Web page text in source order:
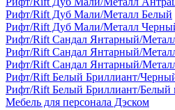
Рифт/Rift Дуб Мали/Металл Белый
Рифт/Rift Дуб Мали/Металл
Рифт/Rift Сандал Янтарный/
Рифт/Rift Сандал Янтарный/
Рифт/Rift Сандал Янтарный/
Рифт/Rift Белый Бриллиант/
Рифт/Rift Белый Бриллиант/Белый
Мебель для персонала Дэском